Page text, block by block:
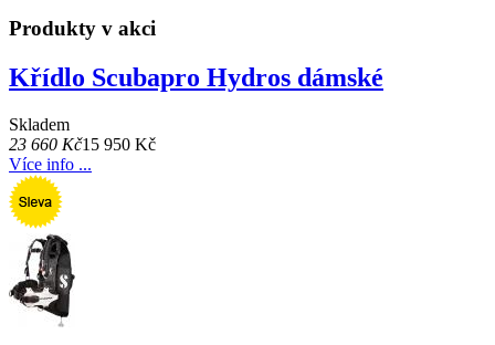
Produkty v akci
Křídlo Scubapro Hydros dámské
Skladem
23 660 Kč15 950 Kč
Více info ...